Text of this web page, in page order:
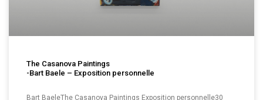
The Casanova Paintings
-Bart Baele – Exposition personnelle
Bart BaeleThe Casanova Paintings Exposition personnelle30